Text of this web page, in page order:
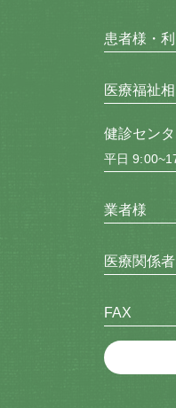
患者様・
医療福祉
健診セン
平日
業者様
医療関係
FAX